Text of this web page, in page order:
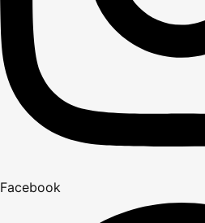
Facebook